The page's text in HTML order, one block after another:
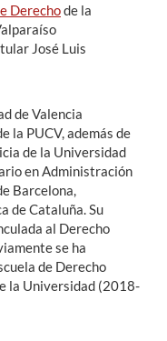
Derechode la
José Luis
de Valencia
la PUCV, además de
de la Universidad
en Administración
Barcelona,
de Cataluña. Su
al Derecho
se ha
de Derecho
la Universidad (2018-